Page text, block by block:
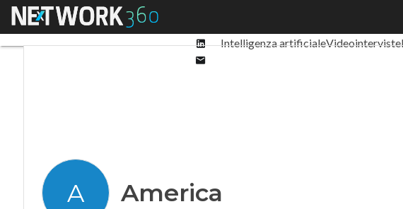
Menu
Linkedin
Intelligenza artificialeVideointerviste
A America